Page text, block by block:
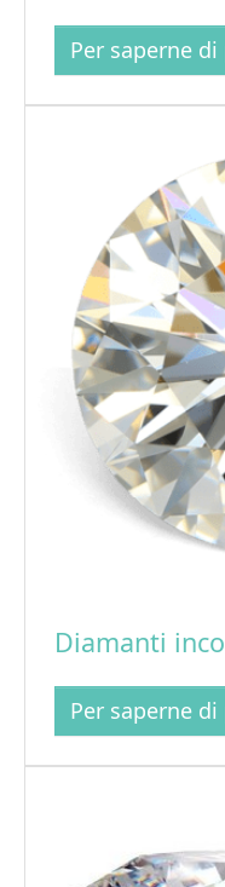
Per saperne di
Diamanti
Per saperne di